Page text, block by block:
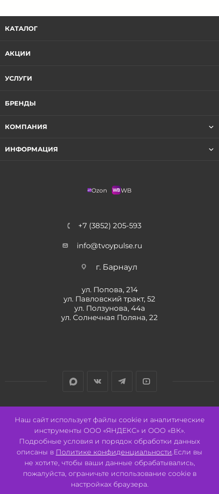
КАТАЛОГ
АКЦИИ
УСЛУГИ
БРЕНДЫ
КОМПАНИЯ
ИНФОРМАЦИЯ
Ozon WB
+7 (3852) 205-593
info@tvoypulse.ru
г. Барнаул
ул. Попова, 214
ул. Павловский тракт, 52
ул. Ползунова, 44а
ул. Солнечная Поляна, 22
2026 © ООО "СВК"/ 656064 г. Барнаул, ул. Павловский тракт, 52.
ИНН 2221130516 ОГРН 1082221000531.
Pulse - сеть магазинов для активных
Разработано:Авалон
Наш сайт использует файлы cookie и аналитические
инструменты ООО «ЯНДЕКС» и ООО «ВК».
Подробные условия и порядок обработки данных
описаны в Политике конфиденциальности.Если вы
не хотите, чтобы ваши данные обрабатывались,
пожалуйста, ограничьте использование cookie в
настройках браузера.